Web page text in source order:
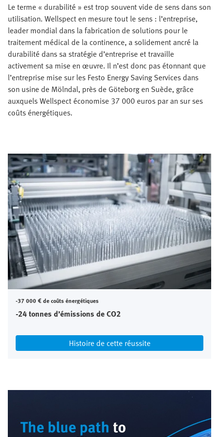
Le terme « durabilité » est trop souvent vide de sens dans son
utilisation. Wellspect en mesure tout le sens : l’entreprise,
leader mondial dans la fabrication de solutions pour le
traitement médical de la continence, a solidement ancré la
durabilité dans sa stratégie d’entreprise et travaille
activement sa mise en œuvre. Il n’est donc pas étonnant que
l’entreprise mise sur les Festo Energy Saving Services dans
son usine de Mölndal, près de Göteborg en Suède, grâce
auxquels Wellspect économise 37 000 euros par an sur ses
coûts énergétiques.
-37 000 € de coûts énergétiques
-24 tonnes d’émissions de CO2
Histoire de cette réussite